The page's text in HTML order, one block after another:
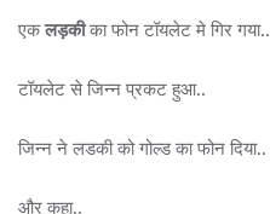
एकलड़कीका फोन टॉयलेट मे गिर गया..
टॉयलेट से जिन्न प्रकट हुआ..
जिन्न ने लडकी को गोल्ड का फोन दिया..
और कहा..